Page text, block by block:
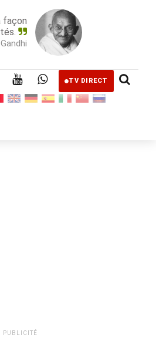
façon
Gandhi
TV DIRECT
PUBLICITÉ